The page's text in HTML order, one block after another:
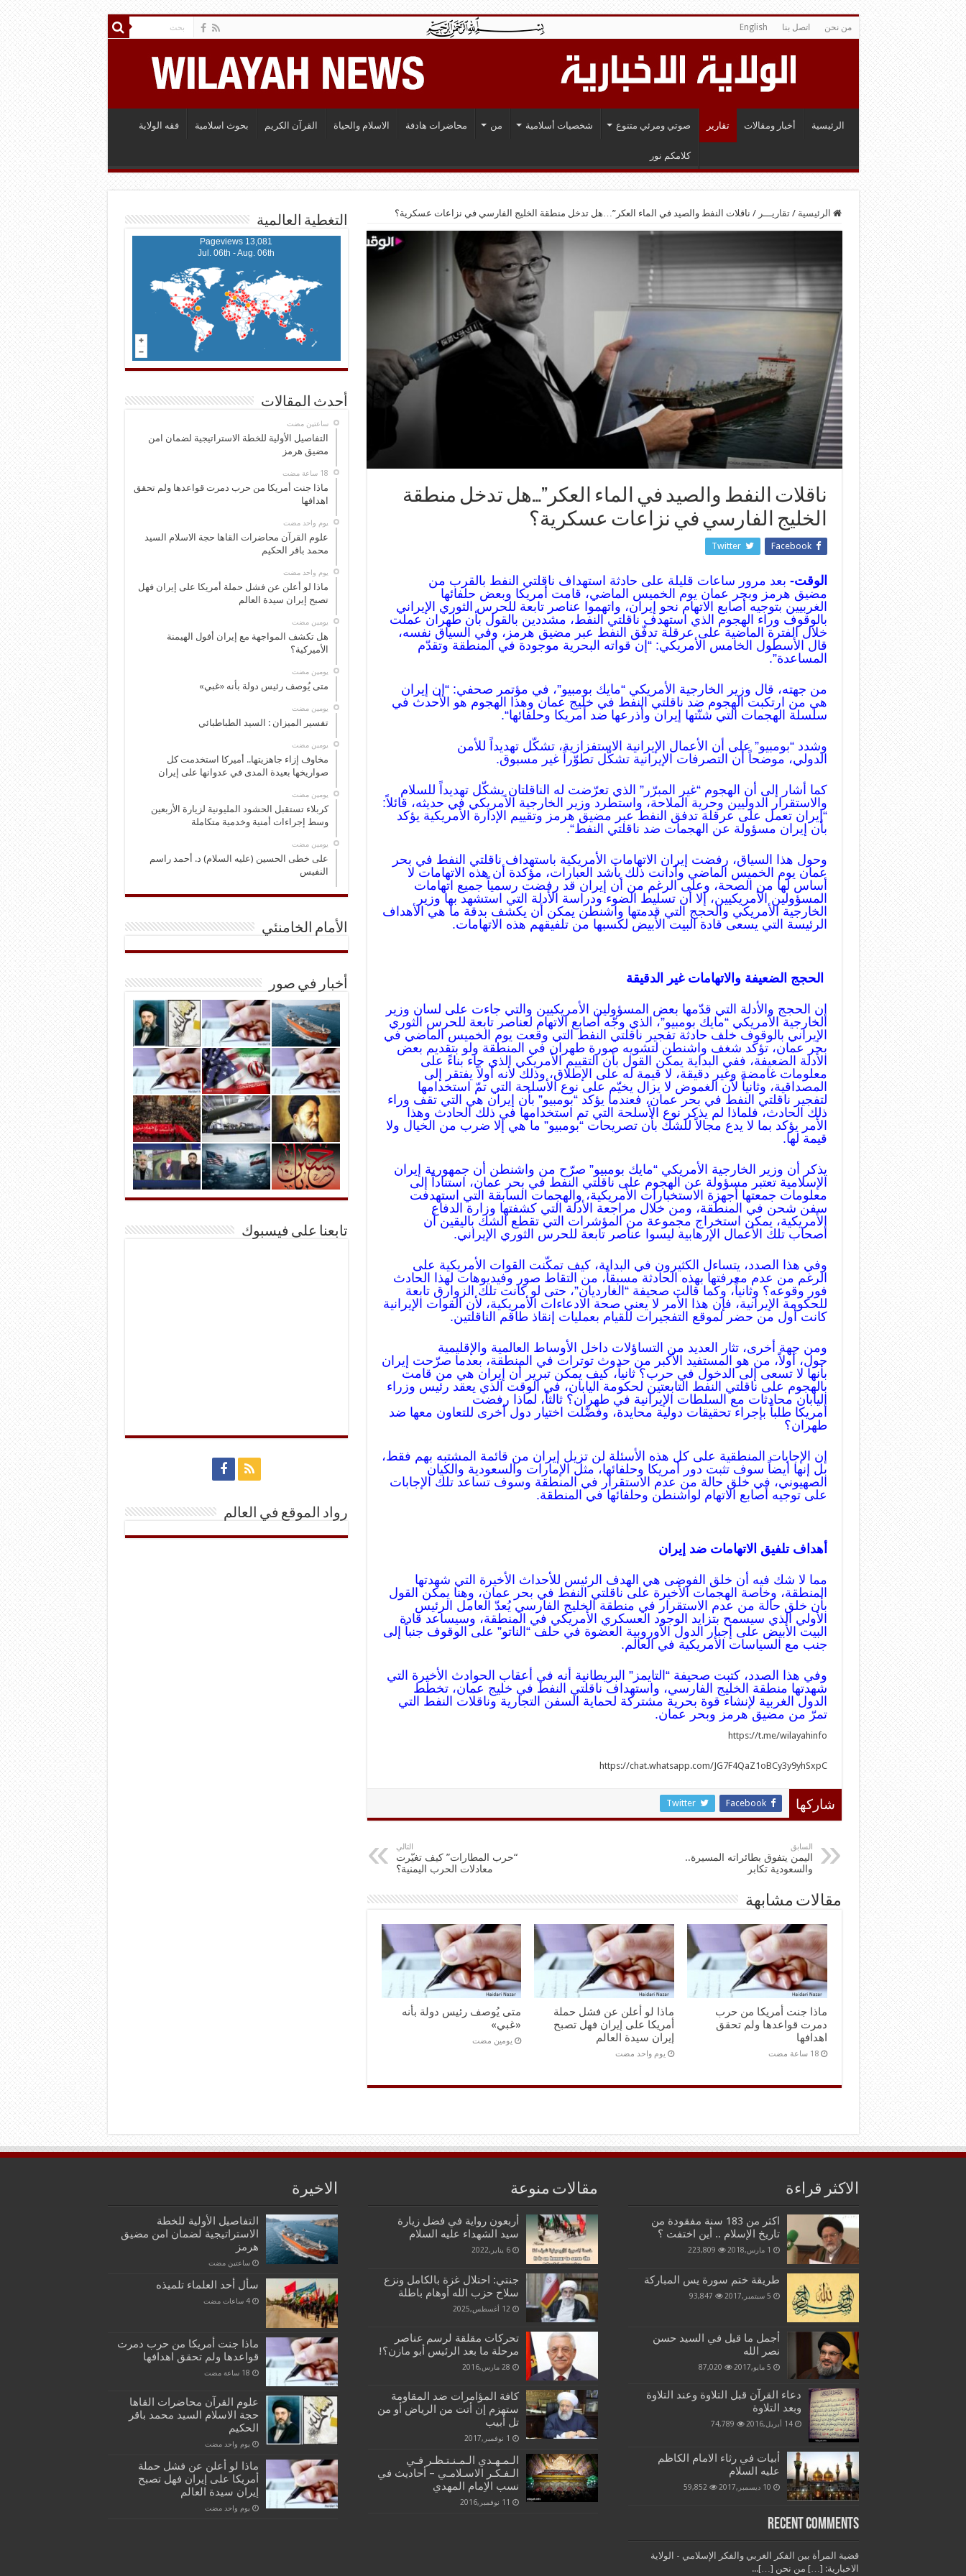
من نحن اتصل بنا English
الرئيسية أخبار ومقالات تقارير صوتي ومرئي متنوع شخصيات أسلامية من محاضرات هادفة الاسلام والحياة القرآن الكريم بحوث اسلامية فقه الولاية
كلامكم نور
الرئيسية / تقاريـــر / ناقلات النفط والصيد في الماء العكر”…هل تدخل منطقة الخليج الفارسي في نزاعات عسكرية؟
ناقلات النفط والصيد في الماء العكر”…هل تدخل منطقة
الخليج الفارسي في نزاعات عسكرية؟
Facebook
Twitter
الوقت- بعد مرور ساعات قليلة على حادثة استهداف ناقلتي النفط بالقرب من
مضيق هرمز وبحر عمان يوم الخميس الماضي، قامت أمريكا وبعض حلفائها
الغربيين بتوجيه أصابع الاتهام نحو إيران، واتهموا عناصر تابعة للحرس الثوري الإيراني
بالوقوف وراء الهجوم الذي استهدف ناقلتي النفط، مشددين بالقول بأن طهران عملت
خلال الفترة الماضية على عرقلة تدفّق النفط عبر مضيق هرمز، وفي السياق نفسه،
قال الأسطول الخامس الأمريكي: “إن قواته البحرية موجودة في المنطقة وتقدّم
المساعدة”.
من جهته، قال وزير الخارجية الأمريكي “مايك بومبيو”، في مؤتمر صحفي: “إن إيران
هي من ارتكبت الهجوم ضد ناقلتي النفط في خليج عمان وهذا الهجوم هو الأحدث في
سلسلة الهجمات التي شنّتها إيران وأذرعها ضد أمريكا وحلفائها“
.
وشدد “بومبيو” على أن الأعمال الإيرانية الاستفزازية، تشكّل تهديداً للأمن
الدولي، موضحاً أن التصرفات الإيرانية تشكّل تطوّراً غير مسبوق.
كما أشار إلى أن الهجوم “غير المبرّر” الذي تعرّضت له الناقلتان يشكّل تهديداً للسلام
والاستقرار الدوليين وحرية الملاحة، واستطرد وزير الخارجية الأمريكي في حديثه، قائلاً:
“إيران تعمل على عرقلة تدفق النفط عبر مضيق هرمز وتقييم الإدارة الأمريكية يؤكد
بأن إيران مسؤولة عن الهجمات ضد ناقلتي النفط“
.
وحول هذا السياق، رفضت إيران الاتهامات الأمريكية باستهداف ناقلتي النفط في بحر
عمان يوم الخميس الماضي وأدانت ذلك بأشد العبارات، مؤكدة أن هذه الاتهامات لا
أساس لها من الصحة، وعلى الرغم من أن إيران قد رفضت رسمياً جميع اتهامات
المسؤولين الأمريكيين، إلا أن تسليط الضوء ودراسة الأدلة التي استشهد بها وزير
الخارجية الأمريكي والحجج التي قدمتها واشنطن يمكن أن يكشف بدقة ما هي الأهداف
الرئيسة التي يسعى قادة البيت الأبيض لكسبها من تلفيقهم هذه الاتهامات.
الحجج الضعيفة والاتهامات غير الدقيقة
إن الحجج والأدلة التي قدّمها بعض المسؤولين الأمريكيين والتي جاءت على لسان وزير
الخارجية الأمريكي “مايك بومبيو”، الذي وجّه أصابع الاتهام لعناصر تابعة للحرس الثوري
الإيراني بالوقوف خلف حادثة تفجير ناقلتي النفط التي وقعت يوم الخميس الماضي في
بحر عمان، تؤكد شغف واشنطن لتشويه صورة طهران في المنطقة ولو بتقديم بعض
الأدلة الضعيفة، ففي البداية يمكن القول بأن التقييم الأمريكي الذي جاء بناءً على
معلومات غامضة وغير دقيقة، لا قيمة له على الإطلاق، وذلك لأنه أولاً يفتقر إلى
المصداقية، وثانياً لأن الغموض لا يزال يخيّم على نوع الأسلحة التي تمّ استخدامها
لتفجير ناقلتي النفط في بحر عمان، فعندما يؤكد “بومبيو” بأن إيران هي التي تقف وراء
ذلك الحادث، فلماذا لم يذكر نوع الأسلحة التي تم استخدامها في ذلك الحادث وهذا
الأمر يؤكد بما لا يدع مجالاً للشك بأن تصريحات “بومبيو” ما هي إلا ضرب من الخيال ولا
قيمة لها.
يذكر أن وزير الخارجية الأمريكي “مايك بومبيو” صرّح من واشنطن أن جمهورية إيران
الإسلامية تعتبر مسؤولة عن الهجوم على ناقلتي النفط في بحر عمان، استناداً إلى
معلومات جمعتها أجهزة الاستخبارات الأمريكية، والهجمات السابقة التي استهدفت
سفن شحن في المنطقة، ومن خلال مراجعة الأدلة التي كشفتها وزارة الدفاع
الأمريكية، يمكن استخراج مجموعة من المؤشرات التي تقطع الشك باليقين أن
أصحاب تلك الأعمال الإرهابية ليسوا عناصر تابعة للحرس الثوري الإيراني.
وفي هذا الصدد، يتساءل الكثيرون في البداية، كيف تمكّنت القوات الأمريكية على
الرغم من عدم معرفتها بهذه الحادثة مسبقاً، من التقاط صور وفيديوهات لهذا الحادث
فور وقوعه؟ وثانياً، وكما قالت صحيفة “الغارديان”، حتى لو كانت تلك الزوارق تابعة
للحكومة الإيرانية، فإن هذا الأمر لا يعني صحة الادعاءات الأمريكية، لأن القوات الإيرانية
كانت أول من حضر لموقع التفجيرات للقيام بعمليات إنقاذ طاقم الناقلتين.
ومن جهة أخرى، تثار العديد من التساؤلات داخل الأوساط العالمية والإقليمية
حول، أولاً، من هو المستفيد الأكبر من حدوث توترات في المنطقة، بعدما صرّحت إيران
بأنها لا تسعى إلى الدخول في حرب؟ ثانياً، كيف يمكن تبرير أن إيران هي من قامت
بالهجوم على ناقلتي النفط التابعتين لحكومة اليابان، في الوقت الذي يعقد رئيس وزراء
اليابان محادثات مع السلطات الإيرانية في طهران؟ ثالثاً، لماذا رفضت
أمريكا طلباً بإجراء تحقيقات دولية محايدة، وفضّلت اختيار دول أخرى للتعاون معها ضد
طهران؟
إن الإجابات المنطقية على كل هذه الأسئلة لن تزيل إيران من قائمة المشتبه بهم فقط،
بل إنها أيضاً سوف تثبت دور أمريكا وحلفائها، مثل الإمارات والسعودية والكيان
الصهيوني، في خلق حالة من عدم الاستقرار في المنطقة وسوف تساعد تلك الإجابات
على توجيه أصابع الاتهام لواشنطن وحلفائها في المنطقة.
أهداف تلفيق الاتهامات ضد إيران
مما لا شك فيه أن خلق الفوضى هي الهدف الرئيس للأحداث الأخيرة التي شهدتها
المنطقة، وخاصة الهجمات الأخيرة على ناقلتي النفط في بحر عمان، وهنا يمكن القول
بأن خلق حالة من عدم الاستقرار في منطقة الخليج الفارسي يُعدّ العامل الرئيس
الأولي الذي سيسمح بتزايد الوجود العسكري الأمريكي في المنطقة، وسيساعد قادة
البيت الأبيض على إجبار الدول الأوروبية العضوة في حلف “الناتو” على الوقوف جنباً إلى
جنب مع السياسات الأمريكية في العالم.
وفي هذا الصدد، كتبت صحيفة “التايمز” البريطانية أنه في أعقاب الحوادث الأخيرة التي
شهدتها منطقة الخليج الفارسي، واستهداف ناقلتي النفط في خليج عمان، تخطط
الدول الغربية لإنشاء قوة بحرية مشتركة لحماية السفن التجارية وناقلات النفط التي
تمرّ من مضيق هرمز وبحر عمان.
https://t.me/wilayahinfo
https://chat.whatsapp.com/JG7F4QaZ1oBCy3y9yhSxpC
شاركها Facebook
Twitter
السابق
اليمن يتفوق بطائراته المسيرة..
والسعودية تكابر
التالي
“حرب المطارات” كيف تغيّرت
معادلات الحرب اليمنية؟
مقالات مشابهة
ماذا جنت أمريكا من حرب
دمرت قواعدها ولم تحقق
اهدافها
‏18 ساعة مضت
ماذا لو أعلن عن فشل حملة
أمريكا على إيران فهل تصبح
إيران سيدة العالم
‏يوم واحد مضت
متى يُوصف رئيس دولة بأنه
«غبي»
‏يومين مضت
التغطية العالمية
13,081 Pageviews
Jul. 06th - Aug. 06th
أحدث المقالات
‏ساعتين مضت
التفاصيل الأولية للخطة الاستراتيجية لضمان امن
مضيق هرمز
ماذا جنت أمريكا من حرب دمرت قواعدها ولم تحقق
اهدافها
‏يوم واحد مضت
علوم القرآن محاضرات القاها حجة الاسلام السيد
محمد باقر الحكيم
‏يوم واحد مضت
ماذا لو أعلن عن فشل حملة أمريكا على إيران فهل
تصبح إيران سيدة العالم
‏يومين مضت
هل تكشف المواجهة مع إيران أفول الهيمنة
الأميركية؟
‏يومين مضت
متى يُوصف رئيس دولة بأنه «غبي»
‏يومين مضت
تفسير الميزان : السيد الطباطبائي
‏يومين مضت
مخاوف إزاء جاهزيتها.. أميركا استخدمت كل
صواريخها بعيدة المدى في عدوانها على إيران
‏يومين مضت
كربلاء تستقبل الحشود المليونية لزيارة الأربعين
وسط إجراءات أمنية وخدمية متكاملة
‏يومين مضت
على خطى الحسين (عليه السلام) د. أحمد راسم
النفيس
الأمام الخامنئي
أخبار في صور
تابعنا على فيسبوك
رواد الموقع في العالم
الاكثر قراءة
اكثر من 183 سنة مفقودة من
تاريخ الإسلام .. أين اختفت ؟
1 مارس,2018 223,809
طريقة ختم سورة يس المباركة
5 سبتمبر,2017 93,847
أجمل ما قيل في السيد حسن
نصر الله
5 مايو,2017 87,020
دعاء القرآن قبل التلاوة وعند التلاوة
وبعد التلاوة
14 أبريل,2016 74,789
أبيات في رثاء الامام الكاظم
عليه السلام
10 ديسمبر,2017 59,852
Recent Comments
قضية المرأة بين الفكر الغربي والفكر الإسلامي - الولاية
الاخبارية: […] من نحن […]...
مقالات منوعة
أربعون رواية في فضل زيارة
سيد الشهداء عليه السلام
6 يناير,2022
جنتي: احتلال غزة بالكامل ونزع
سلاح حزب الله أوهام باطلة
12 أغسطس,2025
تحركات مقلقة لرسم عناصر
مرحلة ما بعد الرئيس أبو مازن؟!
28 مارس,2016
كافة المؤامرات ضد المقاومة
ستهزم إن أتت من الرياض أو من
تل أبيب
1 نوفمبر,2017
الـمـهـدي الـمـنـتـظـر فـي
الـفـكـر الاسـلامـي – أحاديث في
نسب الاِمام المهدي
11 نوفمبر,2016
الاخيرة
التفاصيل الأولية للخطة
الاستراتيجية لضمان امن مضيق
هرمز
‏ساعتين مضت
سأل أحد العلماء تلميذه
ماذا جنت أمريكا من حرب دمرت
قواعدها ولم تحقق اهدافها
علوم القرآن محاضرات القاها
حجة الاسلام السيد محمد باقر
الحكيم
‏يوم واحد مضت
ماذا لو أعلن عن فشل حملة
أمريكا على إيران فهل تصبح
إيران سيدة العالم
‏يوم واحد مضت